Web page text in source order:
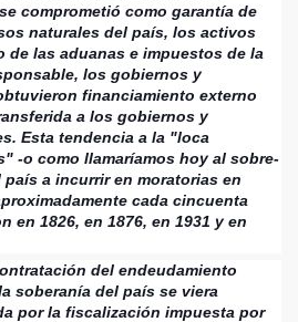
comprometió como garantía de
naturales del país, los activos
de las aduanas e impuestos de la
los gobiernos y
financiamiento externo
a los gobiernos y
Esta tendencia a la "loca
-o como llamaríamos hoy al sobre-
a incurrir en moratorias en
cada cincuenta
en 1826, en 1876, en 1931 y en
del endeudamiento
soberanía del país se viera
por la fiscalización impuesta por